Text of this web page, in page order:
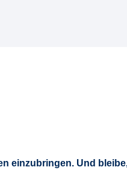
einzubringen. Und